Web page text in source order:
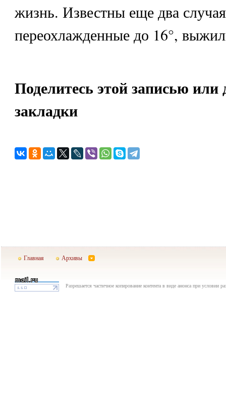
жизнь. Известны еще два
переохлажденные до 16°,
Поделитесь этой записью или
закладки
Главная Архивы
Разрешается частичное копирование контента в виде анонса при условии